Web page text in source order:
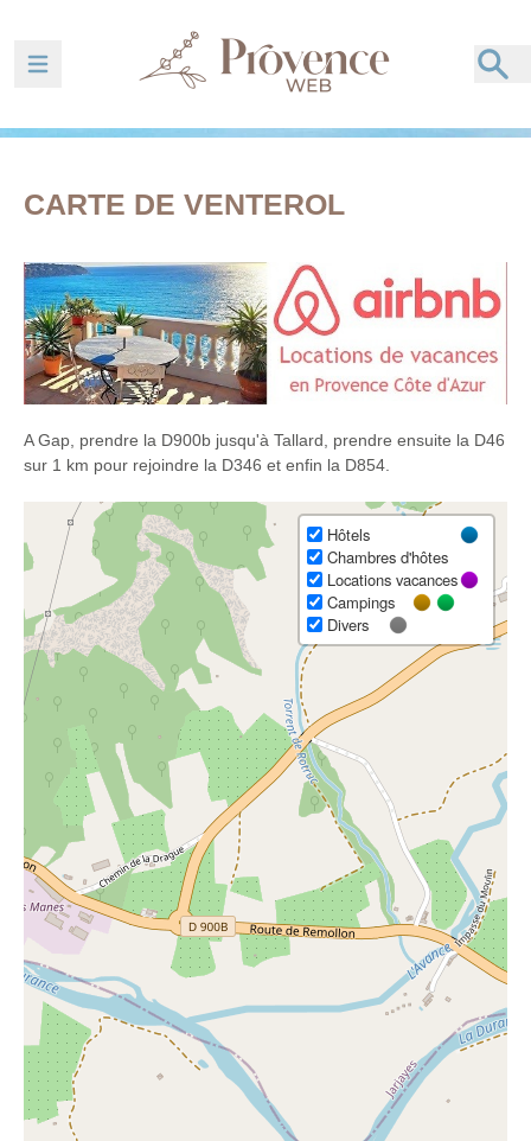
Ouvrir la barre de navigation
CARTE DE VENTEROL
A Gap, prendre la D900b jusqu'à Tallard, prendre ensuite la D46
sur 1 km pour rejoindre la D346 et enfin la D854.
Hôtels
Chambres d'hôtes
Locations vacances
Campings
Divers